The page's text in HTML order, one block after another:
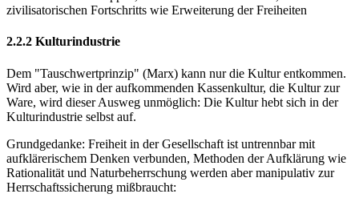
zivilisatorischen Fortschritts wie Erweiterung der Freiheiten
2.2.2 Kulturindustrie
Dem "Tauschwertprinzip" (Marx) kann nur die Kultur entkommen.
Wird aber, wie in der aufkommenden Kassenkultur, die Kultur zur
Ware, wird dieser Ausweg unmöglich: Die Kultur hebt sich in der
Kulturindustrie selbst auf.
Grundgedanke: Freiheit in der Gesellschaft ist untrennbar mit
aufklärerischem Denken verbunden, Methoden der Aufklärung wie
Rationalität und Naturbeherrschung werden aber manipulativ zur
Herrschaftssicherung mißbraucht: